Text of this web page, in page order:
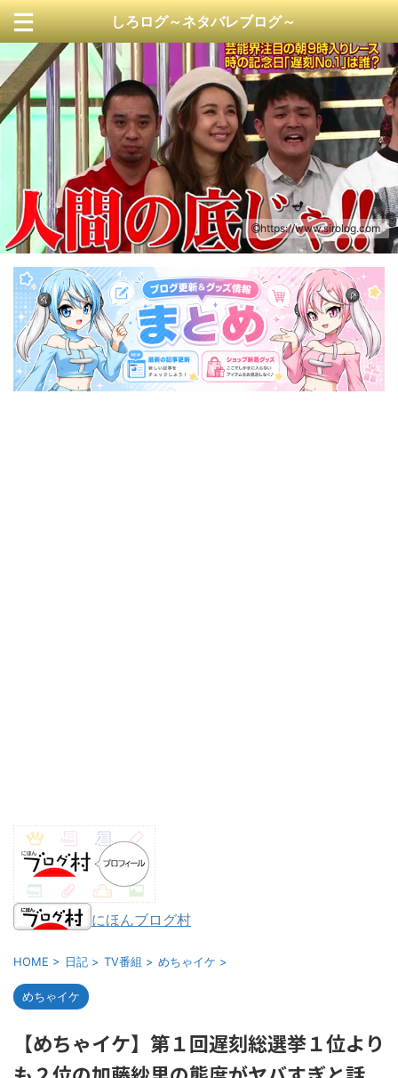
しろログ～ネタバレブログ～
https://www.sirolog.com
にほんブログ村
HOME > 日記 > TV番組 > めちゃイケ >
めちゃイケ
【めちゃイケ】第１回遅刻総選挙１位より